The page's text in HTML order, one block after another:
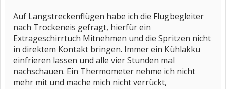
Auf Langstreckenflügen habe ich die Flugbegleiter
nach Trockeneis gefragt, hierfür ein
Extrageschirrtuch Mitnehmen und die Spritzen nicht
in direktem Kontakt bringen. Immer ein Kühlakku
einfrieren lassen und alle vier Stunden mal
nachschauen. Ein Thermometer nehme ich nicht
mehr mit und mache mich nicht verrückt,